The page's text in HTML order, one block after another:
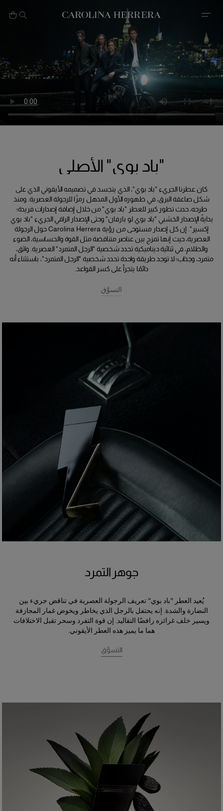
بيان إمكانية الوصول (الرابط)
"باد بوي" الأصلي
كان عطرنا الجريء "باد بوي"، الذي يتجسد في تصميمه الأيقوني الذي على
شكل صاعقة البرق، في ظهوره الأول المذهل رمزًا للرجولة العصرية. ومنذ
طرحه، حدث تطور كبير للعطر "باد بوي" من خلال إضافة إصدارات فريدة؛
بدايةً الإصدار الخشبي "باد بوي لو بارفان" وحتى الإصدار الراقي الجريء "باد بوي
إكسير". إن كل إصدار مستوحى من رؤية Carolina Herrera حول الرجولة
العصرية، حيث إنها تمزج بين عناصر متناقضة مثل القوة والحساسية، الضوء
والظلام، في ثنائية ديناميكية تحدد شخصية "الرجل المتمرد" العصرية. واثق،
متمرد، وجذاب؛ لا توجد طريقة واحدة تحدد شخصية "الرجل المتمرد"، باستثناء أنه
دائمًا يتجرأ على كسر القواعد.
التسوَّق
جوهر التمرد
يُعيد العطر "باد بوي" تعريف الرجولة العصرية في تناقض جريء بين
النضارة والشدة. إنه يحتفل بالرجل الذي يخاطر ويخوض غمار المجازفة
ويسير خلف غرائزه رافضًا التقاليد. إن قوة التفرد وسحر تقبل الاختلافات
هما ما يميز هذه العطر الأيقوني.
التسوَّق